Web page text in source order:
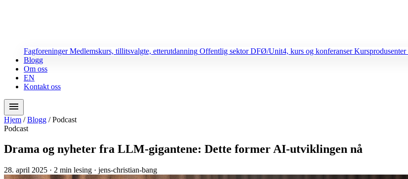
FagforeningerMedlemskurs, tillitsvalgte, etterutdanning Offentlig sektorDFØ/Unit4, kurs og konferanser Kursprodusenter
Blogg
Om oss
EN
Kontakt oss
menu
Hjem / Blogg / Podcast
Podcast
Drama og nyheter fra LLM-gigantene: Dette former AI-utviklingen nå
28. april 2025 · 2 min lesing · jens-christian-bang